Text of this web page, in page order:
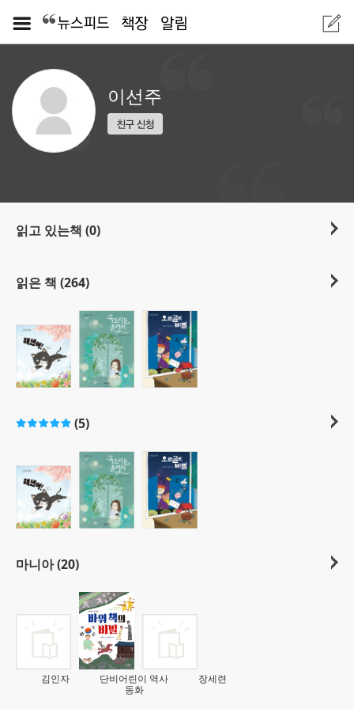
이선주
읽고 있는책 (0)
읽은 책 (264)
(5)
마니아 (20)
김인자
단비어린이 역사
동화
장세련